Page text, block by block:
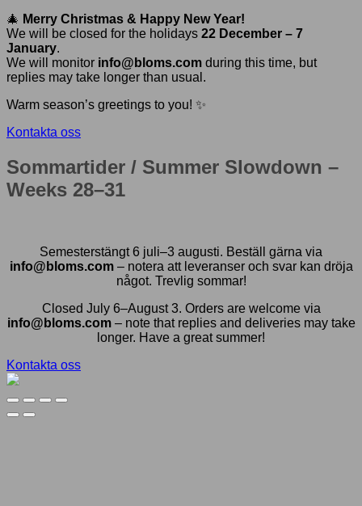
🎄 Merry Christmas & Happy New Year!
We will be closed for the holidays 22 December – 7
January.
We will monitor info@bloms.com during this time, but
replies may take longer than usual.
Warm season’s greetings to you! ✨
Kontakta oss
Sommartider / Summer Slowdown –
Weeks 28–31
Semesterstängt 6 juli–3 augusti. Beställ gärna via
info@bloms.com– notera att leveranser och svar kan dröja
något. Trevlig sommar!
Closed July 6–August 3. Orders are welcome via
info@bloms.com– note that replies and deliveries may take
longer. Have a great summer!
Kontakta oss